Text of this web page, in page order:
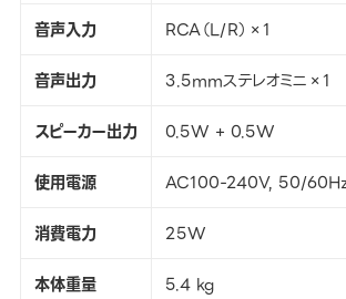
音声入力
RCA（L/R）×1
音声出力
3.5mmステレオミニ×1
スピーカー出力
0.5W + 0.5W
使用電源
AC100-240V, 50/
消費電力
25W
本体重量
5.4 kg